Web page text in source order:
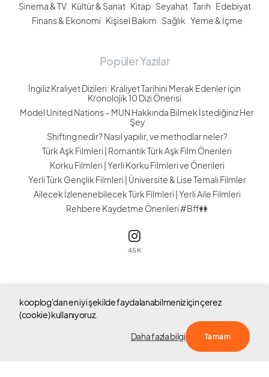
Sinema & TV Kültür & Sanat Kitap Seyahat Tarih Edebiyat
Finans & Ekonomi Kişisel Bakım Sağlık Yeme & İçme
Popüler Yazılar
İngiliz Kraliyet Dizileri: Kraliyet Tarihini Merak Edenler için
Kronolojik 10 Dizi Önerisi
Model United Nations – MUN Hakkında Bilmek İstediğiniz Her
Şey
Shifting nedir? Nasıl yapılır, ve methodlar neler?
Türk Aşk Filmleri | Romantik Türk Aşk Film Önerileri
Korku Filmleri | Yerli Korku Filmleri ve Önerileri
Yerli Türk Gençlik Filmleri | Üniversite & Lise Temalı Filmler
Ailecek İzlenenebilecek Türk Filmleri | Yerli Aile Filmleri
Rehbere Kaydetme Önerileri #Bff👭
45K
Tüm hakları saklıdır © 2023 kooplog
Yardım
Sözleşme
Çerez Politikası
kooplog'dan en iyi şekilde faydalanabilmeniz için çerez
(cookie) kullanıyoruz.
Daha fazla bilgi
Tamam